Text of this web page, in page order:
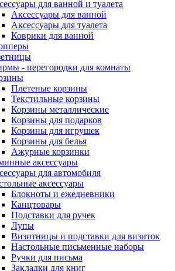
для ванной и туалета
Аксессуары для ванной
Аксессуары для туалета
Коврики для ванной
- перегородки для комнаты
Плетеные корзины
Текстильные корзины
Корзины металлические
Корзины для подарков
Корзины для игрушек
Корзины для белья
Ажурные корзинки
аксессуары
для автомобиля
аксессуары
Блокноты и ежедневники
Канцтовары
Подставки для ручек
Лупы
Визитницы и подставки для визиток
Настольные письменные наборы
Ручки для письма
Закладки для книг